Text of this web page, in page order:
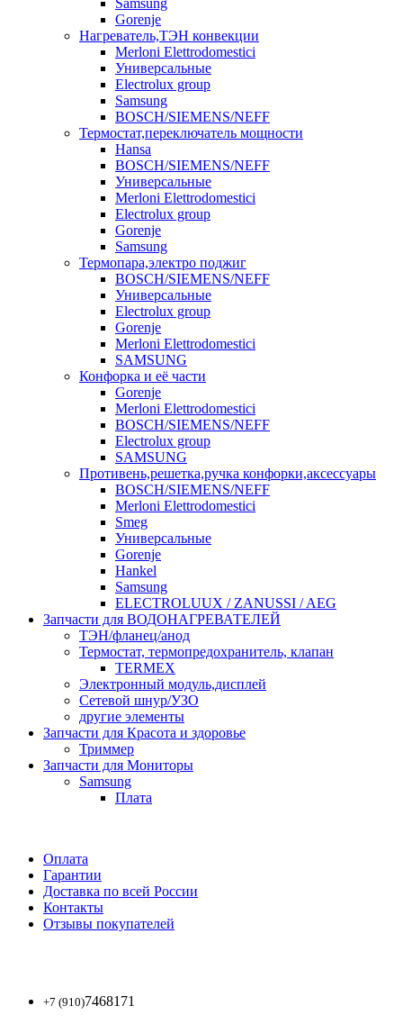
Samsung
Gorenje
Нагреватель,ТЭН конвекции
Merloni Elettrodomestici
Универсальные
Electrolux group
Samsung
BOSCH/SIEMENS/NEFF
Термостат,переключатель мощности
Hansa
BOSCH/SIEMENS/NEFF
Универсальные
Merloni Elettrodomestici
Electrolux group
Gorenje
Samsung
Термопара,электро поджиг
BOSCH/SIEMENS/NEFF
Универсальные
Electrolux group
Gorenje
Merloni Elettrodomestici
SAMSUNG
Конфорка и её части
Gorenje
Merloni Elettrodomestici
BOSCH/SIEMENS/NEFF
Electrolux group
SAMSUNG
Противень,решетка,ручка конфорки,аксессуары
BOSCH/SIEMENS/NEFF
Merloni Elettrodomestici
Smeg
Универсальные
Gorenje
Hankel
Samsung
ELECTROLUUX / ZANUSSI / AEG
Запчасти для ВОДОНАГРЕВАТЕЛЕЙ
ТЭН/фланец/анод
Термостат, термопредохранитель, клапан
TERMEX
Электронный модуль,дисплей
Сетевой шнур/УЗО
другие элементы
Запчасти для Красота и здоровье
Триммер
Запчасти для Мониторы
Samsung
Плата
Оплата
Гарантии
Доставка по всей России
Контакты
Отзывы покупателей
+7 (910)7468171